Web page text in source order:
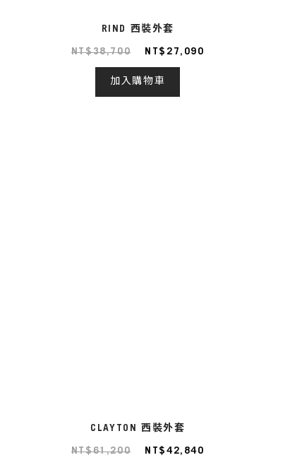
RIND 西裝外套
NT$27,090
NT$38,700
加入購物車
CLAYTON 西裝外套
NT$42,840
NT$61,200